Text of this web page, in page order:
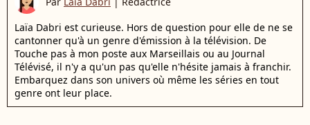
Laïa Dabri est curieuse. Hors de question pour elle de ne se
cantonner qu'à un genre d'émission à la télévision. De
Touche pas à mon poste aux Marseillais ou au Journal
Télévisé, il n'y a qu'un pas qu'elle n'hésite jamais à franchir.
Embarquez dans son univers où même les séries en tout
genre ont leur place.